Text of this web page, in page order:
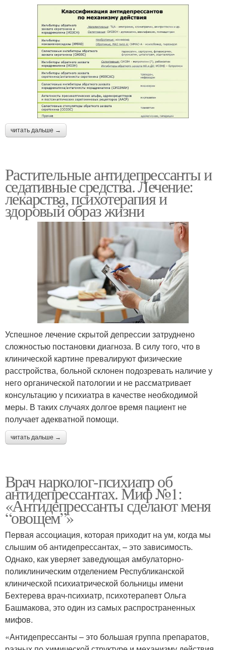
читать дальше →
Растительные антидепрессанты и
седативные средства. Лечение:
лекарства, психотерапия и
здоровый образ жизни
Успешное лечение скрытой депрессии затруднено
сложностью постановки диагноза. В силу того, что в
клинической картине превалируют физические
расстройства, больной склонен подозревать наличие у
него органической патологии и не рассматривает
консультацию у психиатра в качестве необходимой
меры. В таких случаях долгое время пациент не
получает адекватной помощи.
читать дальше →
Врач нарколог-психиатр об
антидепрессантах. Миф №1:
«Антидепрессанты сделают меня
“овощем”»
Первая ассоциация, которая приходит на ум, когда мы
слышим об антидепрессантах, – это зависимость.
Однако, как уверяет заведующая амбулаторно-
поликлиническим отделением Республиканской
клинической психиатрической больницы имени
Бехтерева врач-психиатр, психотерапевт Ольга
Башмакова, это один из самых распространенных
мифов.
«Антидепрессанты – это большая группа препаратов,